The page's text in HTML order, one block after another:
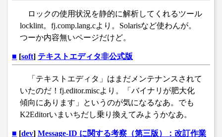
ロックの使用状況を静的に解析してくれるツール
locklint。fj.comp.lang.cより。Solarisなど使わんが。
つーか内容無いページだけど。
■ [soft] テキストエディタ非公式版
「テキストエディタ」はまだメンテナンスされて
いたのだ！fj.editor.miscより。「バイナリが肥大化
傾向にあります」というのが気になるなあ。でも
K2Editorいまいちだし乗り換えてみようかなあ。
■ [dev] Message-ID に関する考察（第三版）：改訂作業